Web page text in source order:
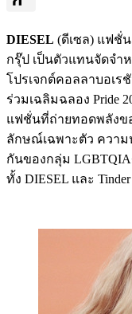
DIESEL (ดีเซล) แฟชั่
กรุ๊ป เป็นตัวแทนจัดจำ
โปรเจกต์คอลลาบอเรชั
ร่วมเฉลิมฉลอง Pride
แฟชั่นที่ถ่ายทอดพลังข
ลักษณ์เฉพาะตัว ควา
กันของกลุ่ม
ทั้ง DIESEL และ